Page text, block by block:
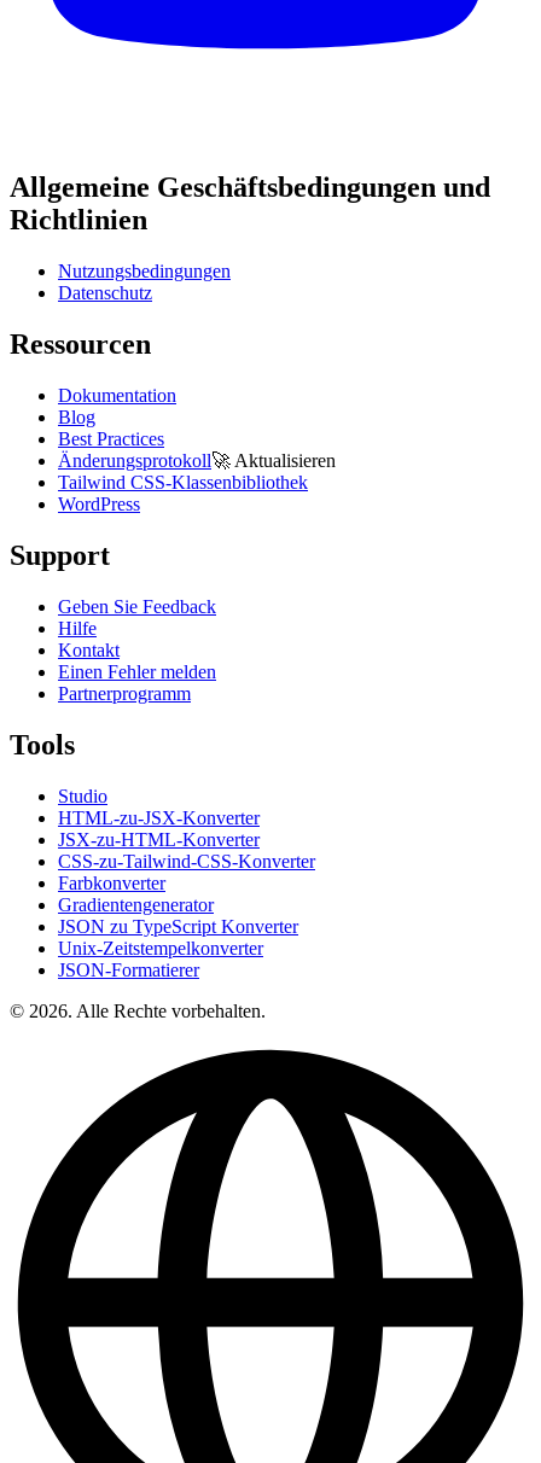
Allgemeine Geschäftsbedingungen und
Richtlinien
Nutzungsbedingungen
Datenschutz
Ressourcen
Dokumentation
Blog
Best Practices
Änderungsprotokoll🚀 Aktualisieren
Tailwind CSS-Klassenbibliothek
WordPress
Support
Geben Sie Feedback
Hilfe
Kontakt
Einen Fehler melden
Partnerprogramm
Tools
Studio
HTML-zu-JSX-Konverter
JSX-zu-HTML-Konverter
CSS-zu-Tailwind-CSS-Konverter
Farbkonverter
Gradientengenerator
JSON zu TypeScript Konverter
Unix-Zeitstempelkonverter
JSON-Formatierer
© 2026. Alle Rechte vorbehalten.